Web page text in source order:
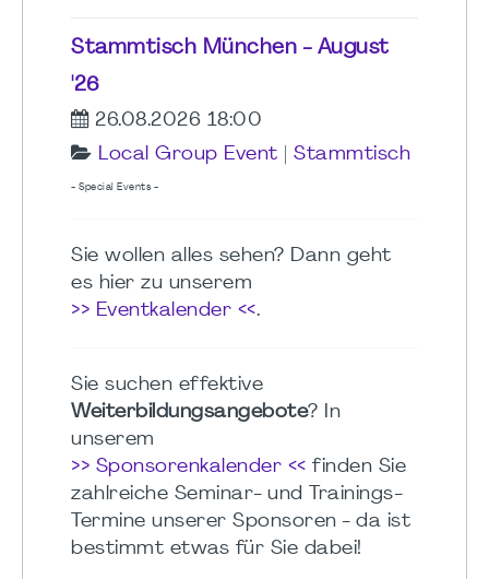
Stammtisch München - August
'26
26.08.2026 18:00
Local Group Event
Stammtisch
- Special Events -
Sie wollen alles sehen? Dann geht
es hier zu unserem
>> Eventkalender <<.
Sie suchen effektive
Weiterbildungsangebote? In
unserem
>> Sponsorenkalender << finden Sie
zahlreiche Seminar- und Trainings-
Termine unserer Sponsoren - da ist
bestimmt etwas für Sie dabei!